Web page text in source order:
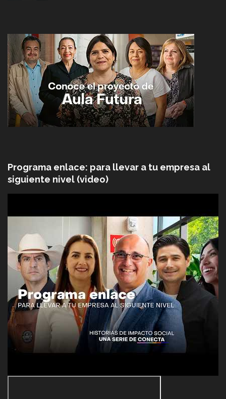
Programa enlace: para llevar a tu empresa al
siguiente nivel (video)